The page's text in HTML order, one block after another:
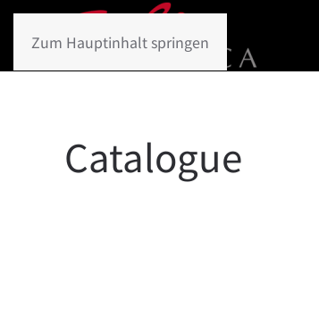
Zum Hauptinhalt springen
Catalogue